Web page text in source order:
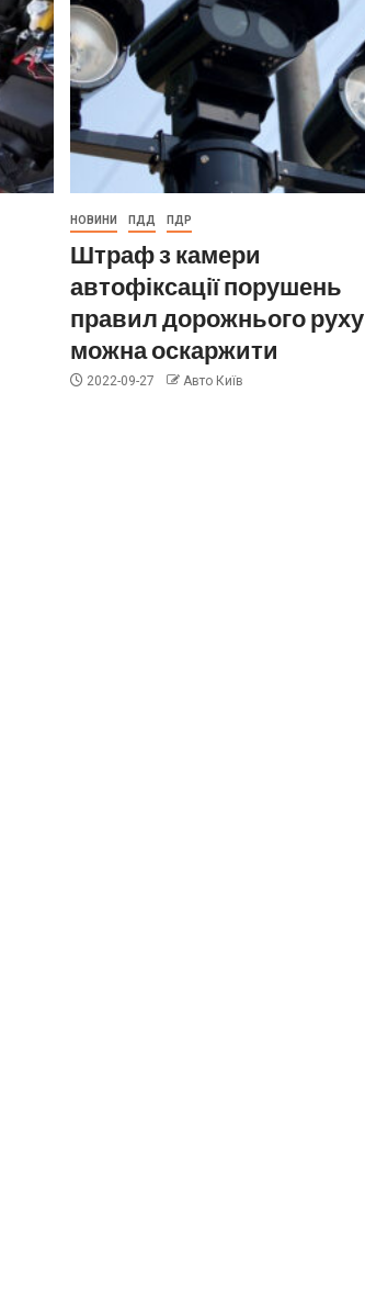
НОВИНИ ПДД ПДР
Штраф з камери
автофіксації порушень
правил дорожнього руху
можна оскаржити
2022-09-27 Авто Київ